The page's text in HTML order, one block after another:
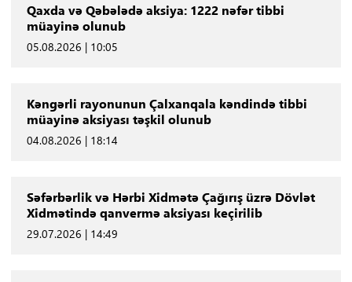
Qaxda və Qəbələdə aksiya: 1222 nəfər tibbi
müayinə olunub
05.08.2026 | 10:05
Kəngərli rayonunun Çalxanqala kəndində tibbi
müayinə aksiyası təşkil olunub
04.08.2026 | 18:14
Səfərbərlik və Hərbi Xidmətə Çağırış üzrə Dövlət
Xidmətində qanvermə aksiyası keçirilib
29.07.2026 | 14:49